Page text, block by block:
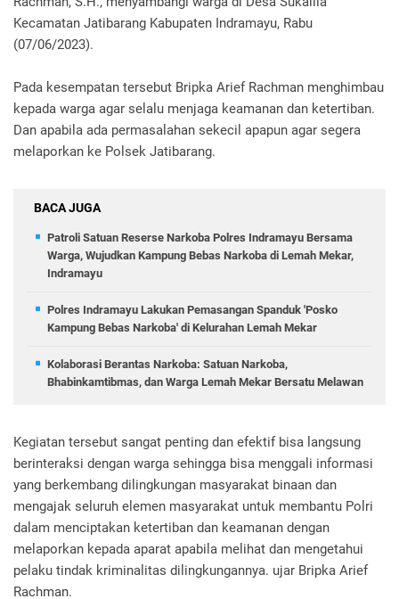
Kecamatan Jatibarang Kabupaten Indramayu, Rabu
(07/06/2023).
Pada kesempatan tersebut Bripka Arief Rachman menghimbau
kepada warga agar selalu menjaga keamanan dan ketertiban.
Dan apabila ada permasalahan sekecil apapun agar segera
melaporkan ke Polsek Jatibarang.
BACA JUGA
Patroli Satuan Reserse Narkoba Polres Indramayu Bersama
Warga, Wujudkan Kampung Bebas Narkoba di Lemah Mekar,
Indramayu
Polres Indramayu Lakukan Pemasangan Spanduk 'Posko
Kampung Bebas Narkoba' di Kelurahan Lemah Mekar
Kolaborasi Berantas Narkoba: Satuan Narkoba,
Bhabinkamtibmas, dan Warga Lemah Mekar Bersatu Melawan
Kegiatan tersebut sangat penting dan efektif bisa langsung
berinteraksi dengan warga sehingga bisa menggali informasi
yang berkembang dilingkungan masyarakat binaan dan
mengajak seluruh elemen masyarakat untuk membantu Polri
dalam menciptakan ketertiban dan keamanan dengan
melaporkan kepada aparat apabila melihat dan mengetahui
pelaku tindak kriminalitas dilingkungannya. ujar Bripka Arief
Rachman.